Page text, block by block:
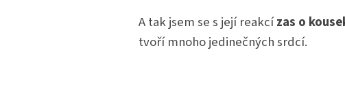
A tak jsem se s její reakcízas o
tvoří mnoho jedinečných srdcí.